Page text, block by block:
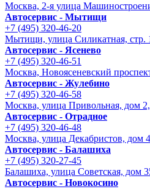
Москва, 2-я улица
Автосервис - Мытищи
+7 (495) 320-46-20
Мытищи, улица Силикатная, стр.
Автосервис - Ясенево
+7 (495) 320-46-51
Москва, Новоясеневский
Автосервис - Жулебино
+7 (495) 320-46-58
Москва, улица Привольная, дом
Автосервис - Отрадное
+7 (495) 320-46-48
Москва, улица Декабристов, дом
Автосервис - Балашиха
+7 (495) 320-27-45
Балашиха, улица Советская, дом
Автосервис - Новокосино